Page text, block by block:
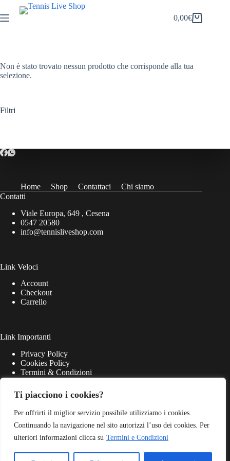
Ti piacciono i cookies?
Per offrirti il miglior servizio possibile utilizziamo i cookies.
Continuando la navigazione nel sito autorizzi l’uso dei cookies. Per
ulteriori informazioni clicca su Termini e Condizioni
al
contenuto
Carrello
0,00€
Non è stato trovato nessun prodotto che corrisponde alla tua
selezione.
Filtri
Home Shop Contattaci
Chi siamo
Contatti
Viale Europa, 649 , Cesena
0547 20580
info@tennisliveshop.com
Link Veloci
Account
Checkout
Carrello
Link Importanti
Privacy Policy
Cookies Policy
Termini & Condizioni